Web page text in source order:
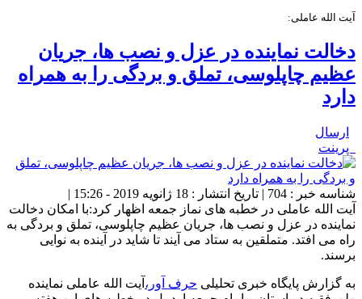
آیت الله عاملی:
دخالت نماینده در عزل و نصب ها، جریان
عظیم چاپلوسی، تملق و بردگی را به همراه
دارد
ارسال
پرینت
شناسه خبر : 704 | تاریخ انتشار : 18 ژانویه 2019 - 15:26 |
آیت الله عاملی در خطبه های نماز جمعه اظهار کرد:با امکان دخالت
نماینده در عزل و نصب ها، جریان عظیم چاپلوسی، تملق و بردگی به
راه می افتد. متملقین به ستاد می آیند تا شاید در آینده به نوایی
برسند.
به گزارش پایگاه خبری تحلیلی حرف آور، آیت الله عاملی نماینده